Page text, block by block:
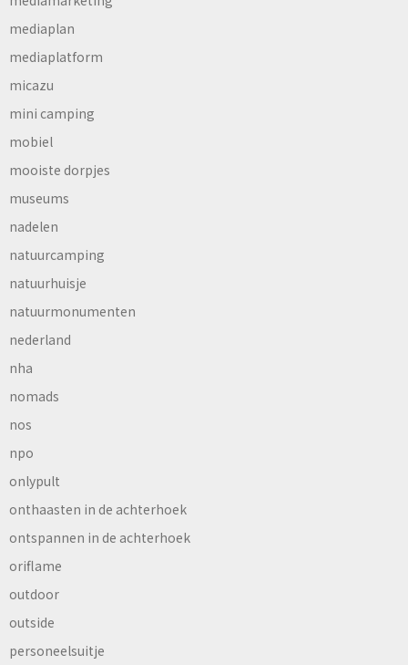
mediaplan
mediaplatform
micazu
mini camping
mobiel
mooiste dorpjes
museums
nadelen
natuurcamping
natuurhuisje
natuurmonumenten
nederland
nha
nomads
nos
npo
onlypult
onthaasten in de achterhoek
ontspannen in de achterhoek
oriflame
outdoor
outside
personeelsuitje